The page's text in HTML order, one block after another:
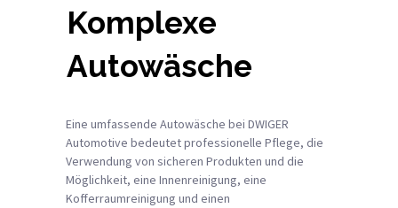
Komplexe
Autowäsche
Eine umfassende Autowäsche bei DWIGER
Automotive bedeutet professionelle Pflege, die
Verwendung von sicheren Produkten und die
Möglichkeit, eine Innenreinigung, eine
Kofferraumreinigung und einen